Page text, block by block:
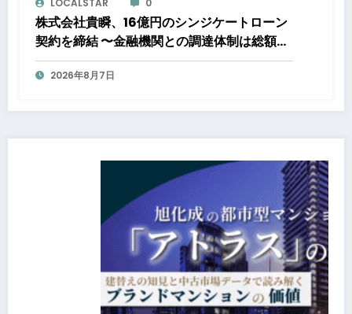
株式会社貴瞬、16億円のシンジケートローン
契約を締結 〜金融機関との調達体制は総額約
80億円規模へ。DX・海外展開をはじめとし
た成長投資を加速～
2026年8月7日